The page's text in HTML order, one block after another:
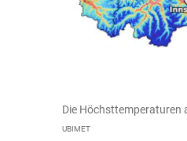
Die Höchsttemperaturen
UBIMET